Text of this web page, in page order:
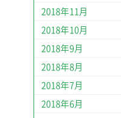
2018年11月
2018年10月
2018年9月
2018年8月
2018年7月
2018年6月